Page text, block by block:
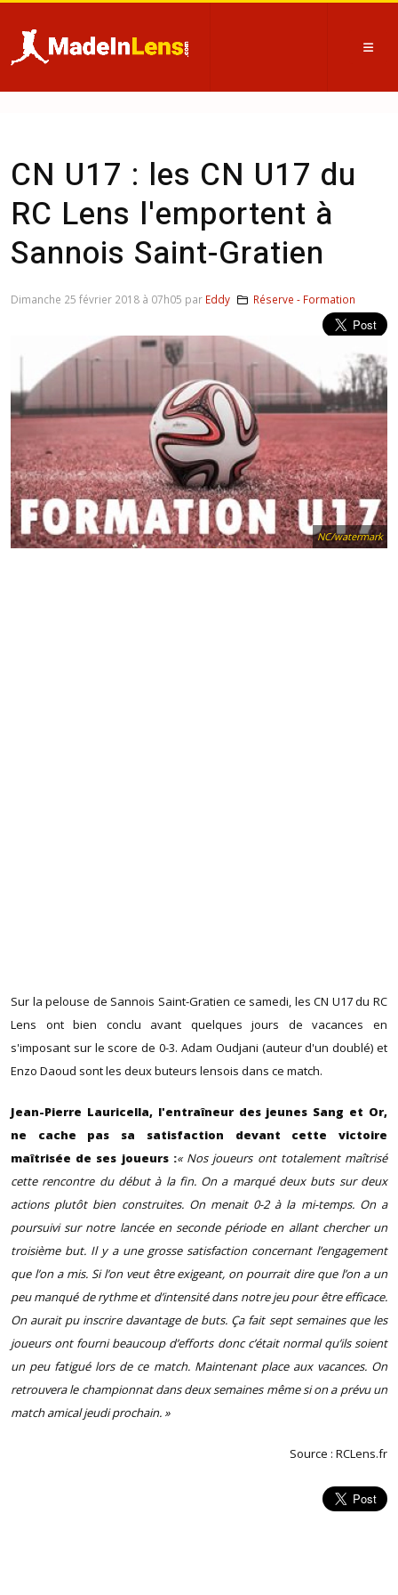
CN U17 : les CN U17 du
RC Lens l'emportent à
Sannois Saint-Gratien
NC/watermark
Sur la pelouse de Sannois Saint-Gratien ce samedi, les CN U17 du RC
Lens ont bien conclu avant quelques jours de vacances en
s'imposant sur le score de 0-3. Adam Oudjani (auteur d'un doublé) et
Enzo Daoud sont les deux buteurs lensois dans ce match.
Jean-Pierre Lauricella, l'entraîneur des jeunes Sang et Or,
ne cache pas sa satisfaction devant cette victoire
maîtrisée de ses joueurs :« Nos joueurs ont totalement maîtrisé
cette rencontre du début à la fin. On a marqué deux buts sur deux
actions plutôt bien construites. On menait 0-2 à la mi-temps. On a
poursuivi sur notre lancée en seconde période en allant chercher un
troisième but. Il y a une grosse satisfaction concernant l’engagement
que l’on a mis. Si l’on veut être exigeant, on pourrait dire que l’on a un
peu manqué de rythme et d’intensité dans notre jeu pour être efficace.
On aurait pu inscrire davantage de buts. Ça fait sept semaines que les
joueurs ont fourni beaucoup d’efforts donc c’était normal qu’ils soient
un peu fatigué lors de ce match. Maintenant place aux vacances. On
retrouvera le championnat dans deux semaines même si on a prévu un
match amical jeudi prochain. »
Source : RCLens.fr
Dimanche 25 février 2018 à 07h05 par Eddy Réserve - Formation